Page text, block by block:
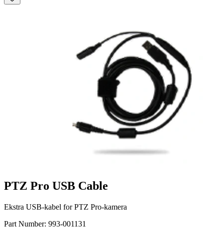
PTZ Pro USB Cable
Ekstra USB-kabel for PTZ Pro-kamera
Part Number: 993-001131